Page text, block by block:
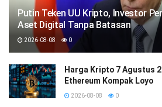
Putin Teken UU Kripto, Investor
Aset Digital Tanpa Batasan
2026-08-08 0
Harga Kripto 7 Agustus
Ethereum Kompak Loyo
2026-08-08 0